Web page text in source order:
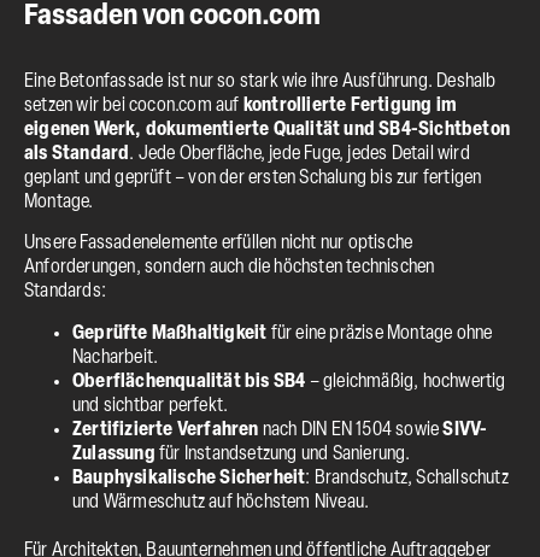
Fassaden von cocon.com
Eine Betonfassade ist nur so stark wie ihre Ausführung. Deshalb
setzen wir bei cocon.com auf kontrollierte Fertigung im
eigenen Werk, dokumentierte Qualität und SB4-Sichtbeton
als Standard . Jede Oberfläche, jede Fuge, jedes Detail wird
geplant und geprüft – von der ersten Schalung bis zur fertigen
Montage.
Unsere Fassadenelemente erfüllen nicht nur optische
Anforderungen, sondern auch die höchsten technischen
Standards:
Geprüfte Maßhaltigkeit für eine präzise Montage ohne
Nacharbeit.
Oberflächenqualität bis SB4 – gleichmäßig, hochwertig
und sichtbar perfekt.
Zertifizierte Verfahren nach DIN EN 1504 sowieSIVV-
Zulassung für Instandsetzung und Sanierung.
Bauphysikalische Sicherheit: Brandschutz, Schallschutz
und Wärmeschutz auf höchstem Niveau.
Für Architekten, Bauunternehmen und öffentliche Auftraggeber